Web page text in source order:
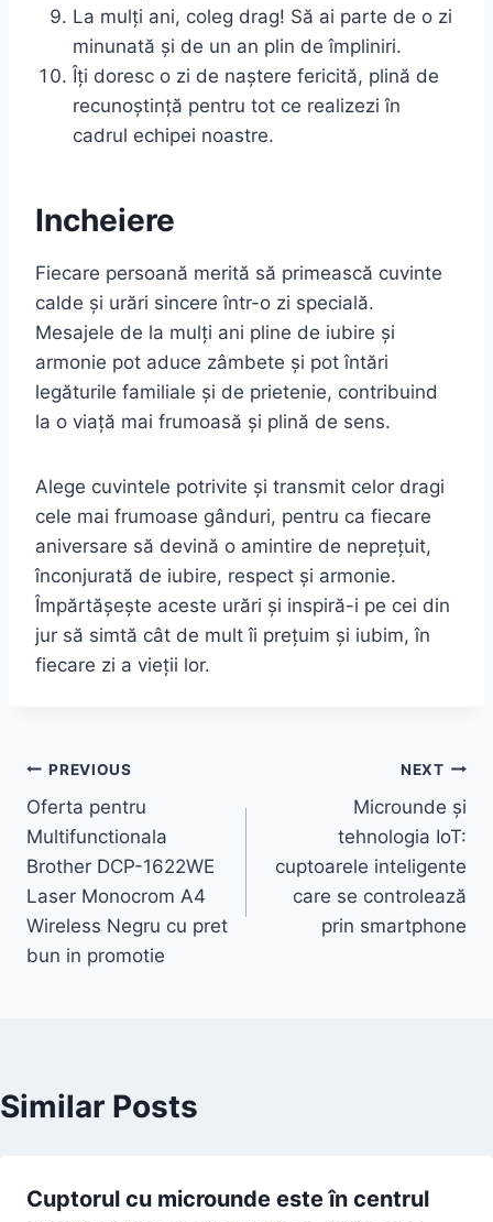
La mulți ani, coleg drag! Să ai parte de o zi
minunată și de un an plin de împliniri.
Îți doresc o zi de naștere fericită, plină de
recunoștință pentru tot ce realizezi în
cadrul echipei noastre.
Incheiere
Fiecare persoană merită să primească cuvinte
calde și urări sincere într-o zi specială.
Mesajele de la mulți ani pline de iubire și
armonie pot aduce zâmbete și pot întări
legăturile familiale și de prietenie, contribuind
la o viață mai frumoasă și plină de sens.
Alege cuvintele potrivite și transmit celor dragi
cele mai frumoase gânduri, pentru ca fiecare
aniversare să devină o amintire de neprețuit,
înconjurată de iubire, respect și armonie.
Împărtășește aceste urări și inspiră-i pe cei din
jur să simtă cât de mult îi prețuim și iubim, în
fiecare zi a vieții lor.
Post
navigation
PREVIOUS
Oferta pentru
Multifunctionala
Brother DCP-1622WE
Laser Monocrom A4
Wireless Negru cu pret
bun in promotie
NEXT
Microunde și
tehnologia IoT:
cuptoarele inteligente
care se controlează
prin smartphone
Similar Posts
Cuptorul cu microunde este în centrul